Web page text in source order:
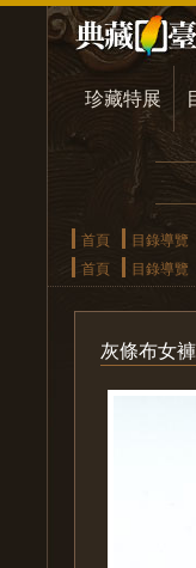
珍藏特展
首頁 目錄導覽
首頁
目錄導覽
灰條布女褲